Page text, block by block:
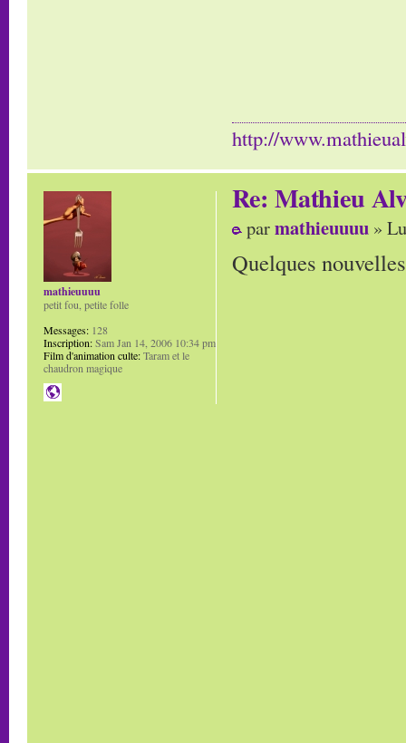
http://
Re: Mathieu
parmathieuuuu »
Quelques
mathieuuuu
petit fou, petite folle
Messages: 128
Inscription:Sam Jan 14, 2006 10:34 pm
Film d'animation culte:Taram et le
chaudron magique